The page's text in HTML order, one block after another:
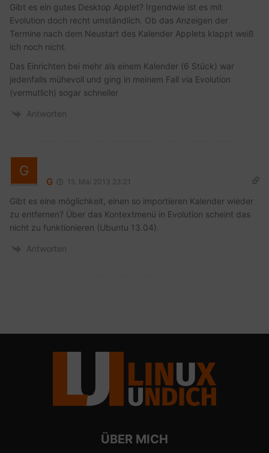
Gibt es ein gutes Desktop Applet? Irgendwie ist es mit
Evolution doch recht umständlich. Ob das Anzeigen der
Termine nach dem Neustart des Kalender Applets klappt weiß
ich noch nicht.
Das Einrichten bei mehr als einem Kalender (6 Stück) war
jedenfalls mühevoll und ging in meinem Fall via Evolution
(vermutlich) sogar schneller
Antworten
G 15. Mai 2013 23:21
Gibt es eine möglichkeit, einen so importieren Kalender wieder
zu entfernen? Über das Kontextmenü in Evolution scheint das
nicht zu funktionieren (Ubuntu 13.04).
Antworten
ÜBER MICH